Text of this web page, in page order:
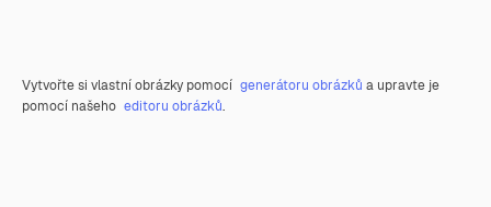
Vytvořte si vlastní obrázky pomocí generátoru obrázků a upravte je
pomocí našeho editoru obrázků.